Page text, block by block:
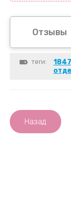
Отзывы
теги: 1847
Назад